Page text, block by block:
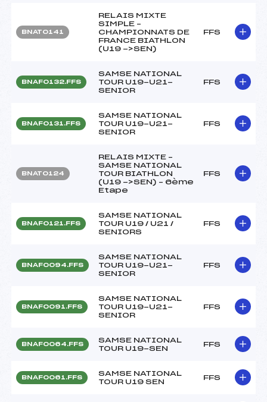
BNAT0141
RELAIS MIXTE
SIMPLE –
CHAMPIONNATS DE
FRANCE BIATHLON
(U19 ->SEN)
FFS
BNAF0132.FFS
SAMSE NATIONAL
TOUR U19-U21-
SENIOR
FFS
BNAF0131.FFS
SAMSE NATIONAL
TOUR U19-U21-
SENIOR
FFS
BNAT0124
RELAIS MIXTE –
SAMSE NATIONAL
TOUR BIATHLON
(U19 ->SEN) – 6ème
Etape
FFS
BNAF0121.FFS
SAMSE NATIONAL
TOUR U19 / U21 /
SENIORS
FFS
BNAF0094.FFS
SAMSE NATIONAL
TOUR U19-U21-
SENIOR
FFS
BNAF0091.FFS
SAMSE NATIONAL
TOUR U19-U21-
SENIOR
FFS
BNAF0064.FFS
SAMSE NATIONAL
TOUR U19-SEN
FFS
BNAF0061.FFS
SAMSE NATIONAL
TOUR U19 SEN
FFS